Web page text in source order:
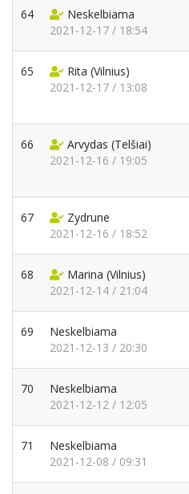
64
Neskelbiama
2021-12-17 / 18:54
65 Rita (Vilnius)
2021-12-17 / 13:08
66 Arvydas (Telšiai)
2021-12-16 / 19:05
67
Zydrune
2021-12-16 / 18:52
68 Marina (Vilnius)
2021-12-14 / 21:04
69
Neskelbiama
2021-12-13 / 20:30
70
Neskelbiama
2021-12-12 / 12:05
71
Neskelbiama
2021-12-08 / 09:31